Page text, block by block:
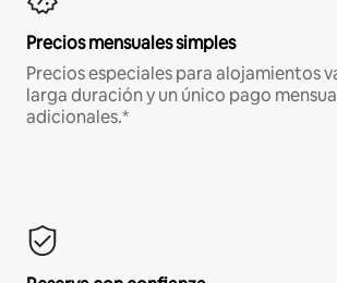
Precios mensuales simples
Precios especiales para alojamientos
larga duración y un único pago
adicionales.*